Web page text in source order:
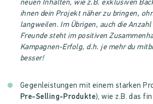
neuen Inhalten, wie z.B. exklusiven
ihnen dein Projekt näher zu bringen,
langweilen. Im Übrigen, auch die Anzahl
Freunde steht im positiven
Kampagnen-Erfolg, d.h. je mehr du
besser!
Gegenleistungen mit einem starken
Pre-Selling-Produkte), wie z.B. das